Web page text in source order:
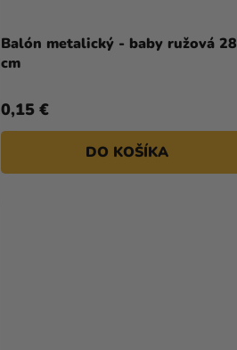
Balón metalický - baby ružová 28
cm
0,15 €
DO KOŠÍKA